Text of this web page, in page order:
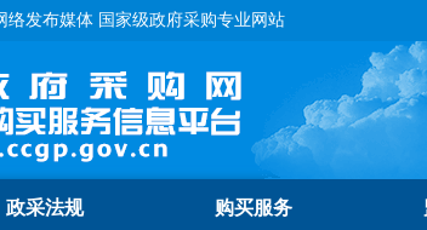
络发布媒体 国家级政府采购专业网站
政采法规 购买服务